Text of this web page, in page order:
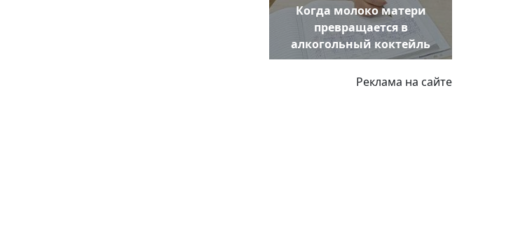
Когда молоко матери
превращается в
алкогольный коктейль
Реклама на сайте